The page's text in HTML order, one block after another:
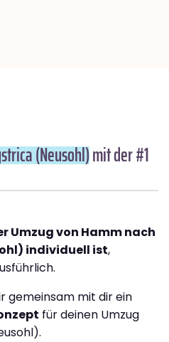
(Neusohl)mit der #1
Umzug von Hamm nach
individuell ist,
gemeinsam mit dir ein
für deinen Umzug